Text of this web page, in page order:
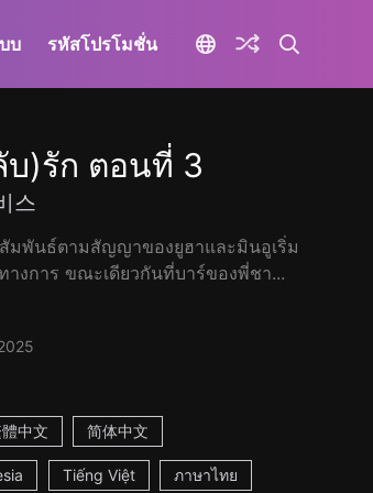
บ รหัสโปรโมชั่น
บ)รัก ตอนที่ 3
스
มพันธ์ตามสัญญาของยูฮาและมินอูเริ่ม
างการ ขณะเดียวกันที่บาร์ของพี่ชา...
中文 简体中文
Tiếng Việt ภาษาไทย